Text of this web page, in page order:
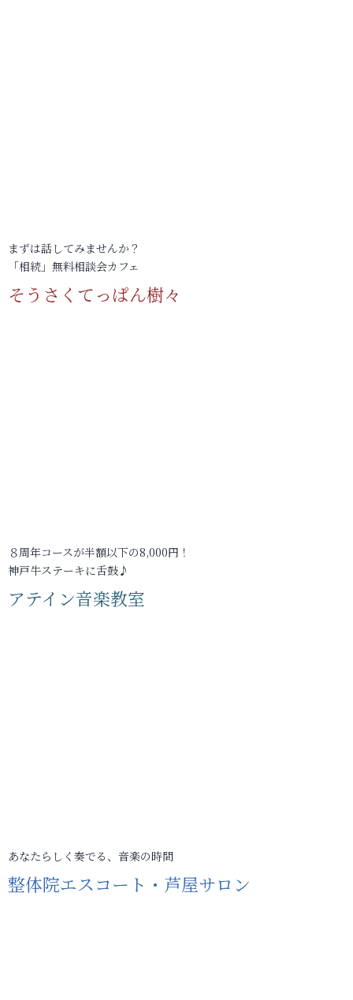
まずは話してみませんか？
「相続」無料相談会カフェ
そうさくてっぱん樹々
８周年コースが半額以下の8,000円！
神戸牛ステーキに舌鼓♪
アテイン音楽教室
あなたらしく奏でる、音楽の時間
整体院エスコート・芦屋サロン